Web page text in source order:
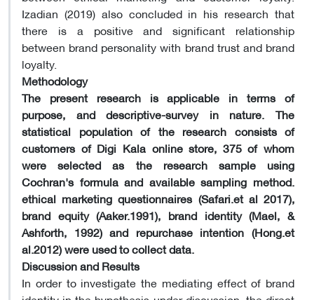
Izadian (2019) also concluded in his research that
there is a positive and significant relationship
between brand personality with brand trust and brand
loyalty.
Methodology
The present research is applicable in terms of
purpose, and descriptive-survey in nature. The
statistical population of the research consists of
customers of Digi Kala online store, 375 of whom
were selected as the research sample using
Cochran's formula and available sampling method.
ethical marketing questionnaires (Safari.et al 2017),
brand equity (Aaker.1991), brand identity (Mael, &
Ashforth, 1992) and repurchase intention (Hong.et
al.2012) were used to collect data.
Discussion and Results
In order to investigate the mediating effect of brand